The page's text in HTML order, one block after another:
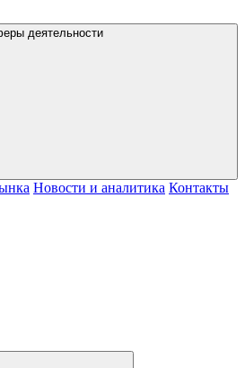
деятельности
Новости и аналитика Контакты